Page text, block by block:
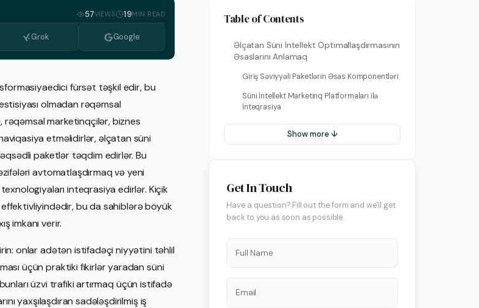
Dutch
Greek
Korean
Macedonian
Portuguese, Portugal
Romanian
Serbian
Swedish
57VIEWS 19MIN READ
Grok Google
fürsət təşkil edir, bu
olmadan rəqəmsal
marketinqçilər, biznes
etməlidirlər, əlçatan süni
paketlər təqdim edirlər. Bu
avtomatlaşdırmaq və yeni
inteqrasiya edirlər. Kiçik
bu da sahiblərə böyük
imkanı verir.
onlar adətən istifadəçi niyyətini təhlil
üçün praktiki fikirlər yaradan süni
üzvi trafiki artırmaq üçün istifadə
yaxşılaşdıran sadələşdirilmiş iş
Table of Contents
Əlçatan Süni İntellekt Optimallaşdırmasının
Əsaslarını Anlamaq
Giriş Səviyyəli Paketlərin Əsas Komponentləri
Süni İntellekt Marketinq Platformaları ilə
İnteqrasiya
Show more ↓
Get In Touch
Have a question? Fill out the form and we'll get
back to you as soon as possible.